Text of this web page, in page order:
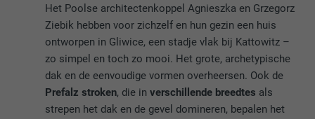
Het Poolse architectenkoppel Agnieszka en Grzegorz
Ziebik hebben voor zichzelf en hun gezin een huis
ontworpen in Gliwice, een stadje vlak bij Kattowitz –
zo simpel en toch zo mooi. Het grote, archetypische
dak en de eenvoudige vormen overheersen. Ook de
Prefalz stroken, die inverschillende breedtes als
strepen het dak en de gevel domineren, bepalen het